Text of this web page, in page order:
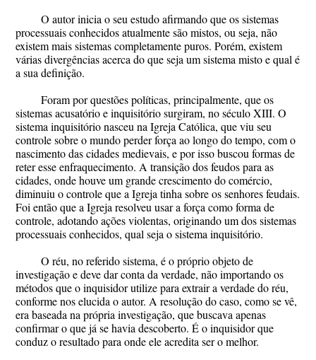
O autor inicia o seu estudo afirmando que os sistemas
processuais conhecidos atualmente são mistos, ou seja, não
existem mais sistemas completamente puros. Porém, existem
várias divergências acerca do que seja um sistema misto e qual é
a sua definição.
Foram por questões políticas, principalmente, que os
sistemas acusatório e inquisitório surgiram, no século XIII. O
sistema inquisitório nasceu na Igreja Católica, que viu seu
controle sobre o mundo perder força ao longo do tempo, com o
nascimento das cidades medievais, e por isso buscou formas de
reter esse enfraquecimento. A transição dos feudos para as
cidades, onde houve um grande crescimento do comércio,
diminuiu o controle que a Igreja tinha sobre os senhores feudais.
Foi então que a Igreja resolveu usar a força como forma de
controle, adotando ações violentas, originando um dos sistemas
processuais conhecidos, qual seja o sistema inquisitório.
O réu, no referido sistema, é o próprio objeto de
investigação e deve dar conta da verdade, não importando os
métodos que o inquisidor utilize para extrair a verdade do réu,
conforme nos elucida o autor. A resolução do caso, como se vê,
era baseada na própria investigação, que buscava apenas
confirmar o que já se havia descoberto. É o inquisidor que
conduz o resultado para onde ele acredita ser o melhor.